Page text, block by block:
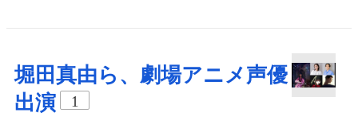
堀田真由ら、劇場アニメ声優
出演
1